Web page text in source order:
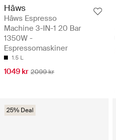
Hâws
Hâws Espresso
Machine 3-IN-1 20 Bar
1350W -
Espressomaskiner
1.5 L
1049 kr 2099 kr
25% Deal